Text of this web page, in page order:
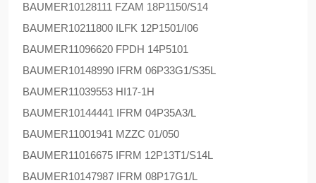
BAUMER10128111 FZAM 18P1150/S14
BAUMER10211800 ILFK 12P1501/I06
BAUMER11096620 FPDH 14P5101
BAUMER10148990 IFRM 06P33G1/S35L
BAUMER11039553 HI17-1H
BAUMER10144441 IFRM 04P35A3/L
BAUMER11001941 MZZC 01/050
BAUMER11016675 IFRM 12P13T1/S14L
BAUMER10147987 IFRM 08P17G1/L